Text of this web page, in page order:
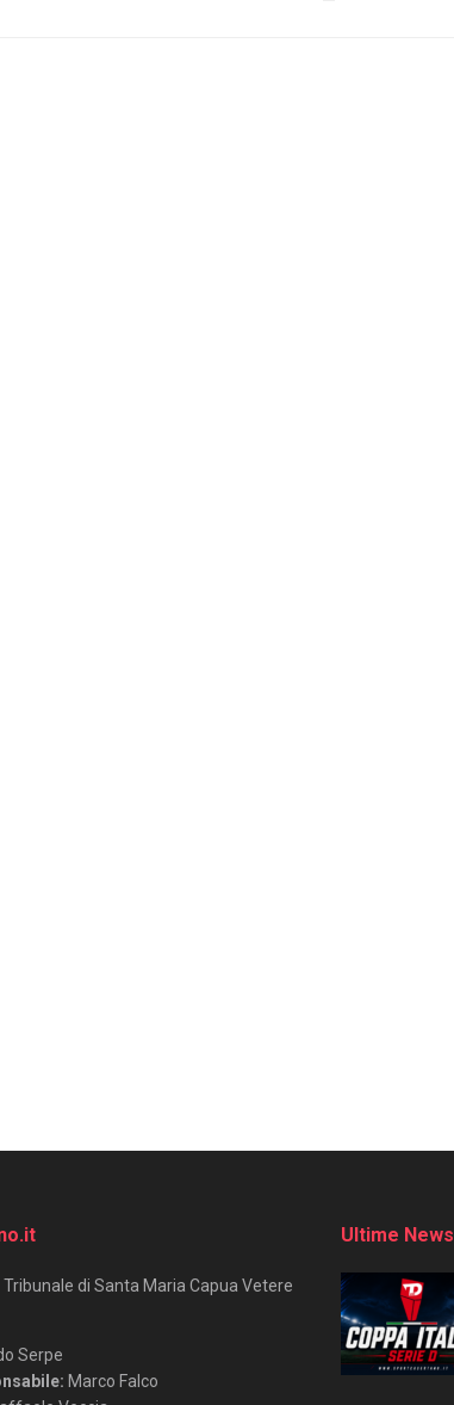
di Santa Maria Capua Vetere
Serpe
Marco Falco
Ultime News